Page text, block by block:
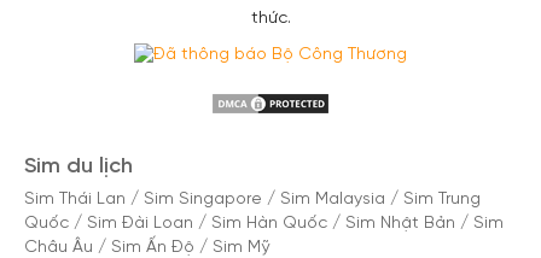
thức.
Sim du lịch
Sim Thái Lan / Sim Singapore / Sim Malaysia / Sim Trung
Quốc / Sim Đài Loan / Sim Hàn Quốc / Sim Nhật Bản / Sim
Châu Âu / Sim Ấn Độ / Sim Mỹ